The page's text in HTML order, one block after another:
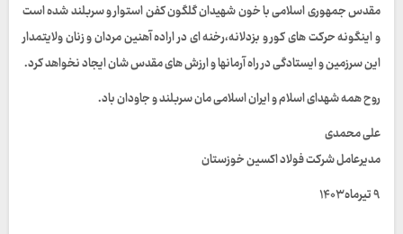
مقدس جمهوری اسلامی با خون شهیدان گلگون کفن استوار و سربلند شده است
و اینگونه حرکت های کور و بزدلانه،رخنه ای در اراده آهنین مردان و زنان ولایتمدار
این سرزمین و ایستادگی در راه آرمانها و ارزش های مقدس شان ایجاد نخواهد کرد.
روح همه شهدای اسلام و ایران اسلامی مان سربلند و جاودان باد.
علی محمدی
مدیرعامل شرکت فولاد اکسین خوزستان
۹ تیرماه ۱۴۰۳